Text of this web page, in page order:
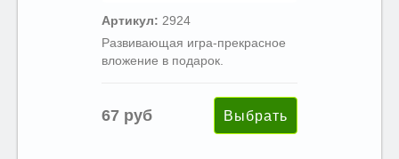
Артикул: 2924
Развивающая игра-прекрасное
вложение в подарок.
67 руб